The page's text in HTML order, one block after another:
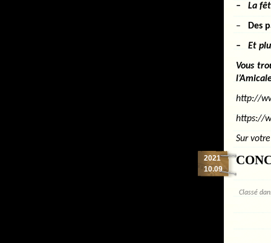
– La
– Des
– Et
Vous
http://
https://
Sur
2021
10.09
Classé